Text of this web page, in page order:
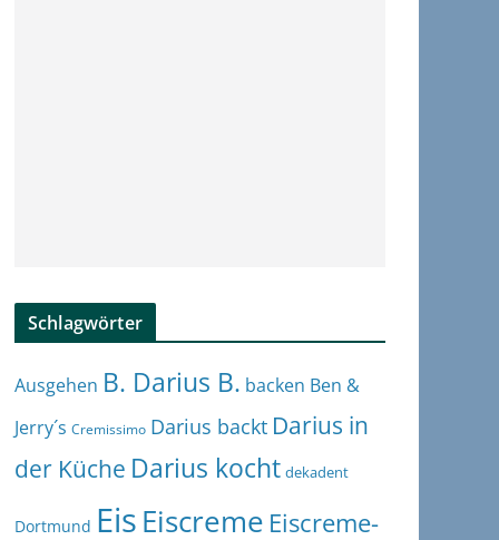
Schlagwörter
Ausgehen B. Darius B. backen Ben &
Jerry´s Cremissimo Darius backt Darius in
der Küche Darius kocht dekadent
Dortmund EisEiscreme Eiscreme-